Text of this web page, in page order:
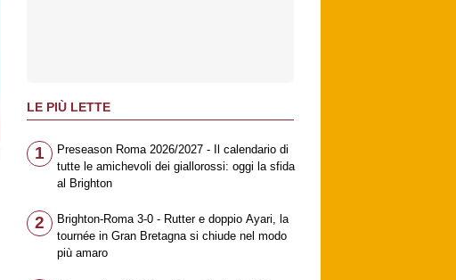
LE PIÙ LETTE
1
Preseason Roma 2026/2027 - Il calendario di
tutte le amichevoli dei giallorossi: oggi la sfida
al Brighton
2
Brighton-Roma 3-0 - Rutter e doppio Ayari, la
tournée in Gran Bretagna si chiude nel modo
più amaro